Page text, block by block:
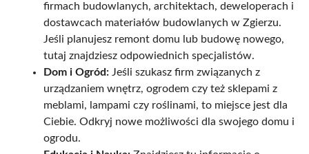
firmach budowlanych, architektach, deweloperach i
dostawcach materiałów budowlanych w Zgierzu.
Jeśli planujesz remont domu lub budowę nowego,
tutaj znajdziesz odpowiednich specjalistów.
Dom i Ogród: Jeśli szukasz firm związanych z
urządzaniem wnętrz, ogrodem czy też sklepami z
meblami, lampami czy roślinami, to miejsce jest dla
Ciebie. Odkryj nowe możliwości dla swojego domu i
ogrodu.